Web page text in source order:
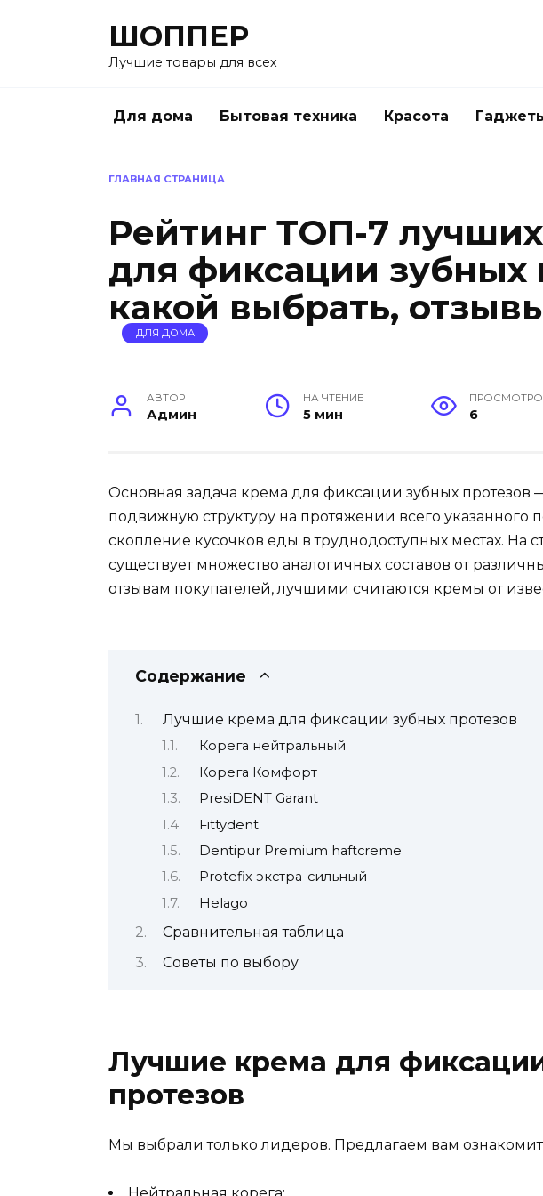
ШОППЕР
Лучшие товары для всех
Для дома Бытовая техника Красота
ГЛАВНАЯ СТРАНИЦА
Рейтинг ТОП-7
для фиксации зубных
какой выбрать,
ДЛЯ ДОМА
АВТОР
Админ
НА ЧТЕНИЕ
5 мин 6
Основная задача крема для фиксации зубных протезов
подвижную структуру на протяжении всего указанного
скопление кусочков еды в труднодоступных местах. На
существует множество аналогичных составов от
отзывам покупателей, лучшими считаются кремы от
Содержание
Лучшие крема для фиксации зубных протезов
Корега нейтральный
Корега Комфорт
PresiDENT Garant
Fittydent
Dentipur Premium haftcreme
Protefix экстра-сильный
Helago
Сравнительная таблица
Советы по выбору
Лучшие крема для
протезов
Мы выбрали только лидеров. Предлагаем вам